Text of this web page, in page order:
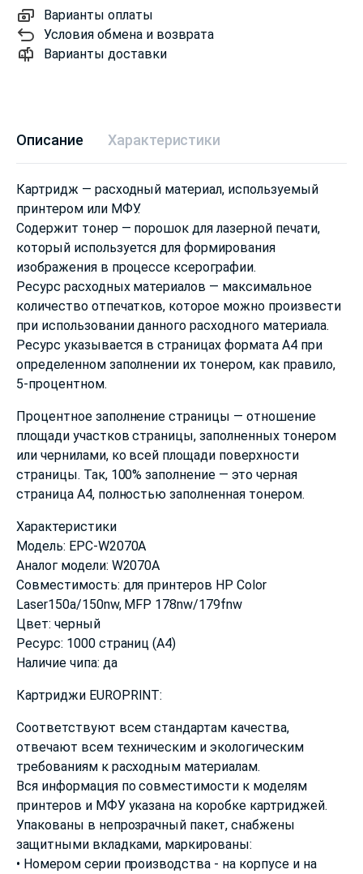
Варианты оплаты
Условия обмена и возврата
Варианты доставки
Описание Характеристики
Картридж — расходный материал, используемый
принтером или МФУ.
Содержит тонер — порошок для лазерной печати,
который используется для формирования
изображения в процессе ксерографии.
Ресурс расходных материалов — максимальное
количество отпечатков, которое можно произвести
при использовании данного расходного материала.
Ресурс указывается в страницах формата А4 при
определенном заполнении их тонером, как правило,
5-процентном.
Процентное заполнение страницы — отношение
площади участков страницы, заполненных тонером
или чернилами, ко всей площади поверхности
страницы. Так, 100% заполнение — это черная
страница А4, полностью заполненная тонером.
Характеристики
Модель: EPC-W2070A
Аналог модели: W2070A
Совместимость: для принтеров HP Color
Laser150a/150nw, MFP 178nw/179fnw
Цвет: черный
Ресурс: 1000 страниц (А4)
Наличие чипа: да
Картриджи EUROPRINT:
Соответствуют всем стандартам качества,
отвечают всем техническим и экологическим
требованиям к расходным материалам.
Вся информация по совместимости к моделям
принтеров и МФУ указана на коробке картриджей.
Упакованы в непрозрачный пакет, снабжены
защитными вкладками, маркированы:
• Номером серии производства - на корпусе и на